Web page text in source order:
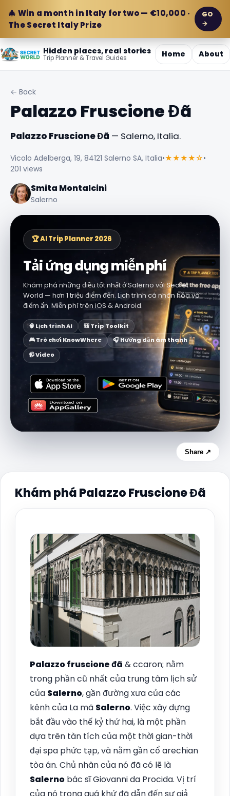
🎄 Win a month in Italy for two — €10,000 ·
The Secret Italy Prize
GO
→
Hidden places, real stories
Trip Planner & Travel Guides Home About
← Back
Palazzo Fruscione Đã
Palazzo Fruscione Đã — Salerno, Italia.
Vicolo Adelberga, 19, 84121 Salerno SA, Italia•★★★★☆•
201 views
Smita Montalcini
Salerno
🏆 AI Trip Planner 2026
Tải ứng dụng miễn phí
Khám phá những điều tốt nhất ở Salerno với Secret
World — hơn 1 triệu điểm đến. Lịch trình cá nhân hóa và
điểm ẩn. Miễn phí trên iOS & Android.
🧠 Lịch trình AI
🎒 Trip Toolkit
🎮 Trò chơi KnowWhere
🎧 Hướng dẫn âm thanh
📹 Video
Share ↗
Khám phá Palazzo Fruscione Đã
Palazzo fruscione đã & ccaron; nằm
trong phần cũ nhất của trung tâm lịch sử
của Salerno, gần đường xưa của các
kênh của La mã Salerno. Việc xây dựng
bắt đầu vào thế kỷ thứ hai, là một phần
dựa trên tàn tích của một thời gian-thời
đại spa phức tạp, và nằm gần cổ arechian
tòa án. Chủ nhân của nó đã có lẽ là
Salerno bác sĩ Giovanni da Procida. Vị trí
của nó trong quá khứ đã dẫn đến sự giả